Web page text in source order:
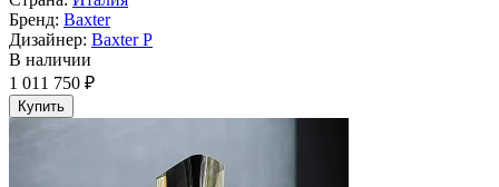
Бренд: Baxter
Дизайнер: Baxter P
В наличии
1 011 750 ₽
Купить